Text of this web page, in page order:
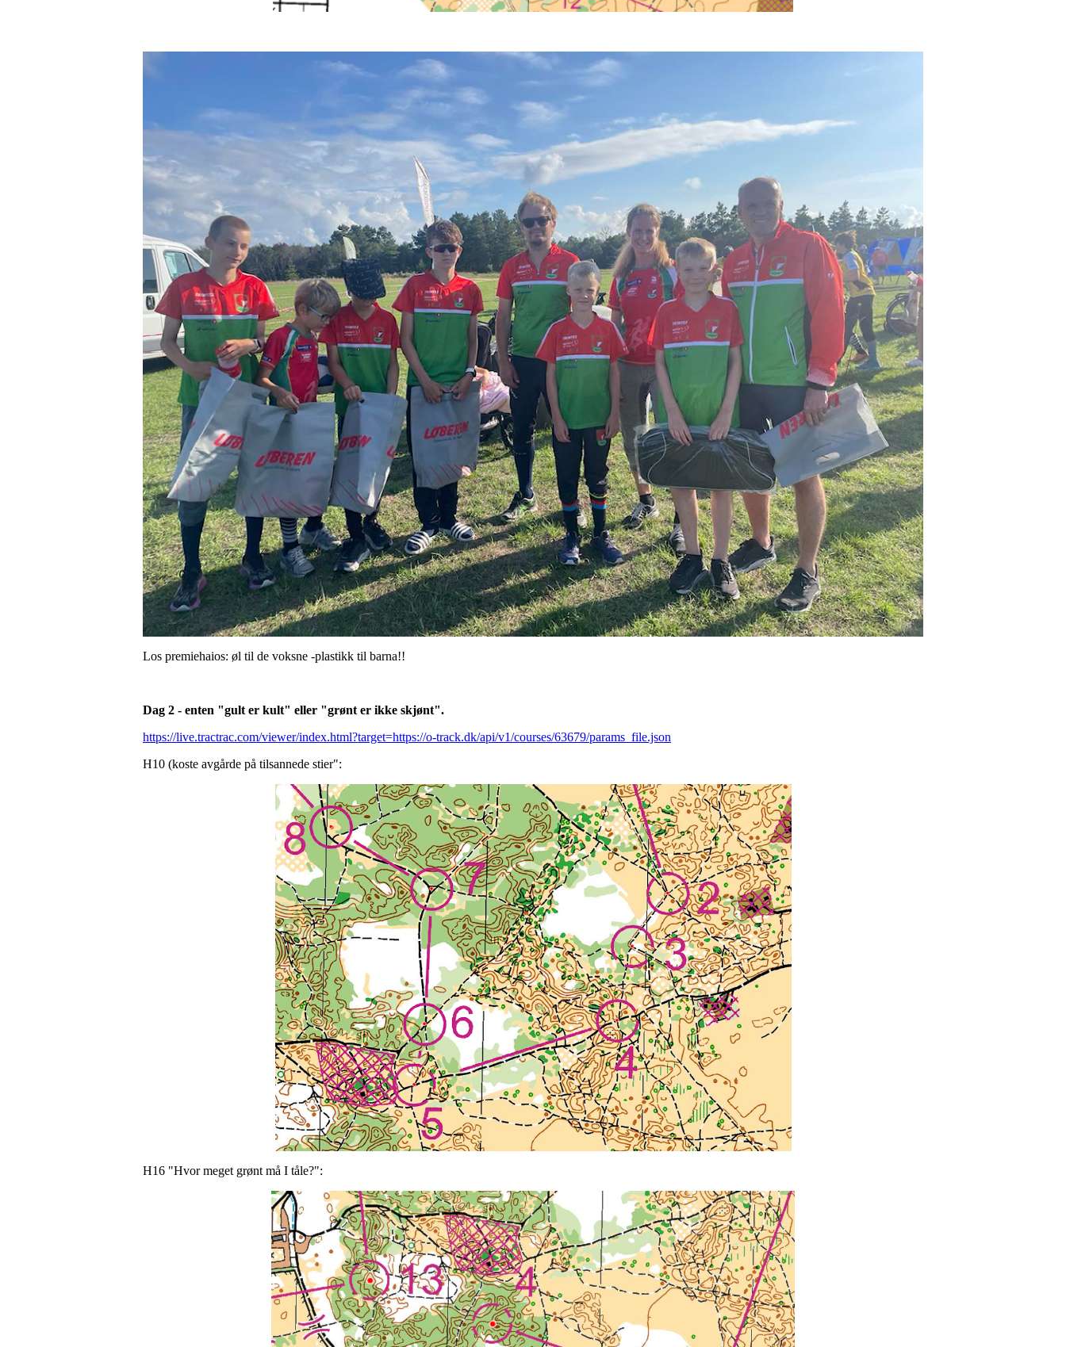
Los premiehaios: øl til de voksne -plastikk til barna!!
Dag 2 - enten "gult er kult" eller "grønt er ikke skjønt".
https://live.tractrac.com/viewer/index.html?target=https://o-track.dk/api/v1/courses/63679/params_file.json
H10 (koste avgårde på tilsannede stier":
H16 "Hvor meget grønt må I tåle?":